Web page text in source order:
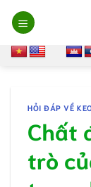
Chuyển
đến
nội
dung
HỎI ĐÁP VỀ
Chất
trò